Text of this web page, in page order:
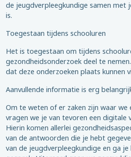
de jeugdverpleegkundige samen met
is.
Toegestaan tijdens schooluren
Het is toegestaan om tijdens
gezondheidsonderzoek deel te
dat deze onderzoeken plaats kunnen
Aanvullende informatie is erg
Om te weten of er zaken zijn waar
vragen we je van tevoren een digitale
Hierin komen allerlei
van de antwoorden die je hebt
van de jeugdverpleegkundige en ga je